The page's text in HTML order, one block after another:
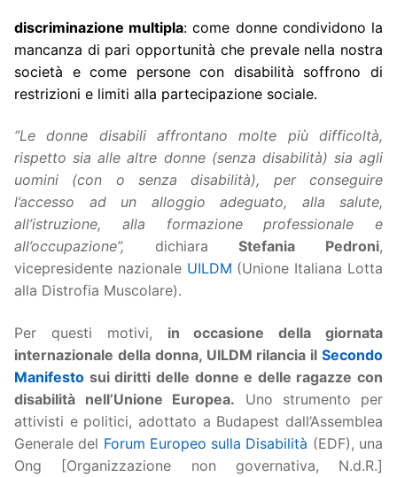
discriminazione multipla: come donne condividono la
mancanza di pari opportunità che prevale nella nostra
società e come persone con disabilità soffrono di
restrizioni e limiti alla partecipazione sociale.
“Le donne disabili affrontano molte più difficoltà,
rispetto sia alle altre donne (senza disabilità) sia agli
uomini (con o senza disabilità), per conseguire
l’accesso ad un alloggio adeguato, alla salute,
all’istruzione, alla formazione professionale e
all’occupazione”, dichiaraStefania Pedroni,
vicepresidente nazionale UILDM (Unione Italiana Lotta
alla Distrofia Muscolare).
Per questi motivi, in occasione della giornata
internazionale della donna, UILDM rilancia il Secondo
Manifesto sui diritti delle donne e delle ragazze con
disabilità nell’Unione Europea. Uno strumento per
attivisti e politici, adottato a Budapest dall’Assemblea
Generale del Forum Europeo sulla Disabilità (EDF), una
Ong [Organizzazione non governativa, N.d.R.]